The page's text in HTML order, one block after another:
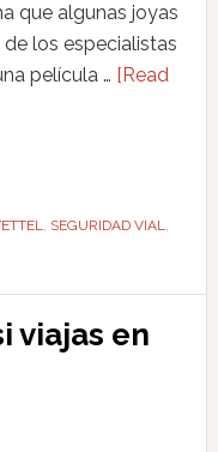
que algunas joyas
los especialistas
película … [Read
, SEGURIDAD VIAL,
viajas en